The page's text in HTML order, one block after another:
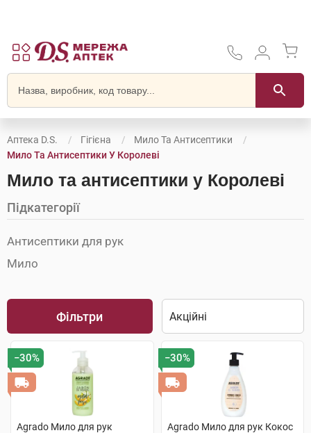
Аптека D.S. Гігієна
Мило Та Антисептики
Мило Та Антисептики У Королеві
Мило та антисептики у Королеві
Підкатегорії
Антисептики для рук
Мило
Фільтри
−30%
Agrado Мило для рук
−30%
Agrado Мило для рук Кокос